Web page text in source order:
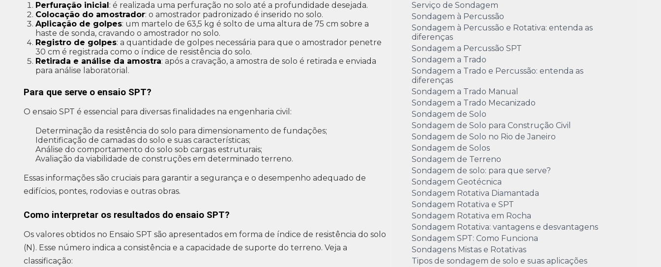
Perfuração inicial : é realizada uma perfuração no solo até a profundidade desejada.
Colocação do amostrador: o amostrador padronizado é inserido no solo.
Aplicação de golpes: um martelo de 63,5 kg é solto de uma altura de 75 cm sobre a
haste de sonda, cravando o amostrador no solo.
Registro de golpes: a quantidade de golpes necessária para que o amostrador penetre
30 cm é registrada como o índice de resistência do solo.
Retirada e análise da amostra: após a cravação, a amostra de solo é retirada e enviada
para análise laboratorial.
Para que serve o ensaio SPT?
O ensaio SPT é essencial para diversas finalidades na engenharia civil:
Determinação da resistência do solo para dimensionamento de fundações;
Identificação de camadas do solo e suas características;
Análise do comportamento do solo sob cargas estruturais;
Avaliação da viabilidade de construções em determinado terreno.
Essas informações são cruciais para garantir a segurança e o desempenho adequado de
edifícios, pontes, rodovias e outras obras.
Como interpretar os resultados do ensaio SPT?
Os valores obtidos no Ensaio SPT são apresentados em forma de índice de resistência do solo
(N). Esse número indica a consistência e a capacidade de suporte do terreno. Veja a
classificação:
Serviço de Sondagem
Sondagem à Percussão
Sondagem à Percussão e Rotativa: entenda as
diferenças
Sondagem a Percussão SPT
Sondagem a Trado
Sondagem a Trado e Percussão: entenda as
diferenças
Sondagem a Trado Manual
Sondagem a Trado Mecanizado
Sondagem de Solo
Sondagem de Solo para Construção Civil
Sondagem de Solo no Rio de Janeiro
Sondagem de Solos
Sondagem de Terreno
Sondagem de solo: para que serve?
Sondagem Geotécnica
Sondagem Rotativa Diamantada
Sondagem Rotativa e SPT
Sondagem Rotativa em Rocha
Sondagem Rotativa: vantagens e desvantagens
Sondagem SPT: Como Funciona
Sondagens Mistas e Rotativas
Tipos de sondagem de solo e suas aplicações